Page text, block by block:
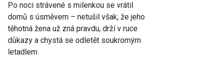
Po noci strávené s milenkou se vrátil
domů s úsměvem – netušil však, že jeho
těhotná žena už zná pravdu, drží v ruce
důkazy a chystá se odletět soukromým
letadlem